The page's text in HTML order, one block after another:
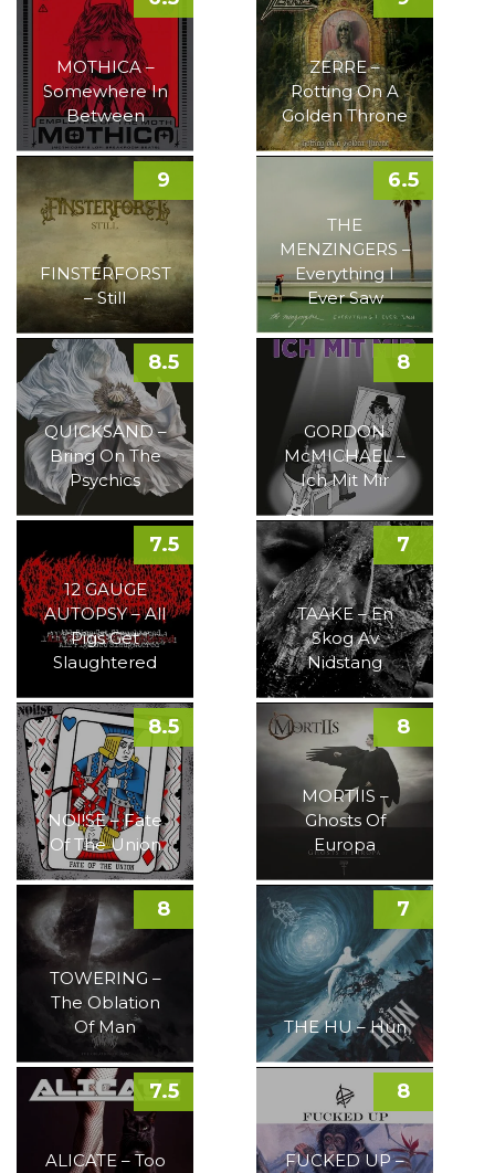
MOTHICA –
Somewhere In
Between
ZERRE –
Rotting On A
Golden Throne
FINSTERFORST
– Still
9
THE
MENZINGERS –
Everything I
Ever Saw
6.5
QUICKSAND –
Bring On The
Psychics
8.5
GORDON
McMICHAEL –
Ich Mit Mir
8
12 GAUGE
AUTOPSY – All
Pigs Get
Slaughtered
7.5
TAAKE – En
Skog Av
Nidstang
7
NOI!SE – Fate
Of The Union
8.5
MORTIIS –
Ghosts Of
Europa
8
TOWERING –
The Oblation
Of Man
8
THE HU – Hun
7
ALICATE – Too
7.5
FUCKED UP –
8